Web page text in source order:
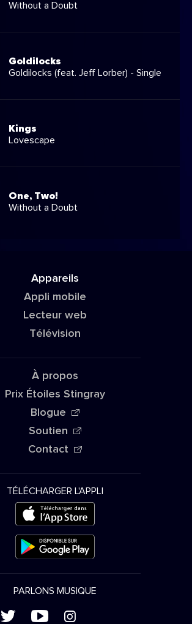
Without a Doubt
Goldilocks
Goldilocks (feat. Jeff Lorber) - Single
Kings
Lovescape
One, Two!
Without a Doubt
Appareils
Appli mobile
Lecteur web
Télévision
À propos
Prix Étoiles Stingray
Blogue
Soutien
Contact
TÉLÉCHARGER L'APPLI
PARLONS MUSIQUE
' + &